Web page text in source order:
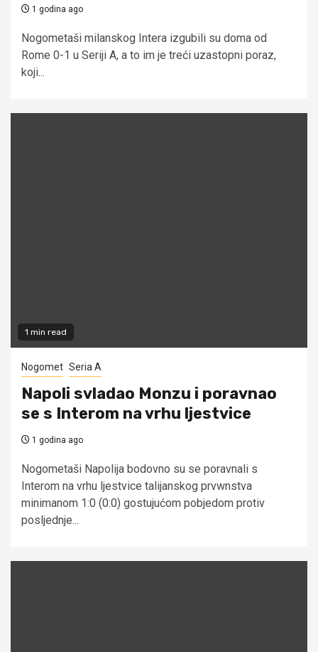
1 godina ago
Nogometaši milanskog Intera izgubili su doma od
Rome 0-1 u Seriji A, a to im je treći uzastopni poraz,
koji...
1 min read
Nogomet Seria A
Napoli svladao Monzu i poravnao
se s Interom na vrhu ljestvice
1 godina ago
Nogometaši Napolija bodovno su se poravnali s
Interom na vrhu ljestvice talijanskog prvwnstva
minimanom 1:0 (0:0) gostujućom pobjedom protiv
posljednje...